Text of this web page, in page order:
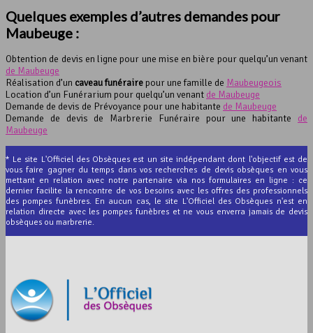
Quelques exemples d’autres demandes pour
Maubeuge :
Obtention de devis en ligne pour une mise en bière pour quelqu’un venant
de Maubeuge
Réalisation d’un caveau funéraire pour une famille de Maubeugeois
Location d’un Funérarium pour quelqu’un venant de Maubeuge
Demande de devis de Prévoyance pour une habitante de Maubeuge
Demande de devis de Marbrerie Funéraire pour une habitante de
Maubeuge
* Le site L'Officiel des Obsèques est un site indépendant dont l'objectif est de
vous faire gagner du temps dans vos recherches de devis obsèques en vous
mettant en relation avec notre partenaire via nos formulaires en ligne : ce
dernier facilite la rencontre de vos besoins avec les offres des professionnels
des pompes funèbres. En aucun cas, le site L'Officiel des Obsèques n'est en
relation directe avec les pompes funèbres et ne vous enverra jamais de devis
obsèques ou marbrerie.